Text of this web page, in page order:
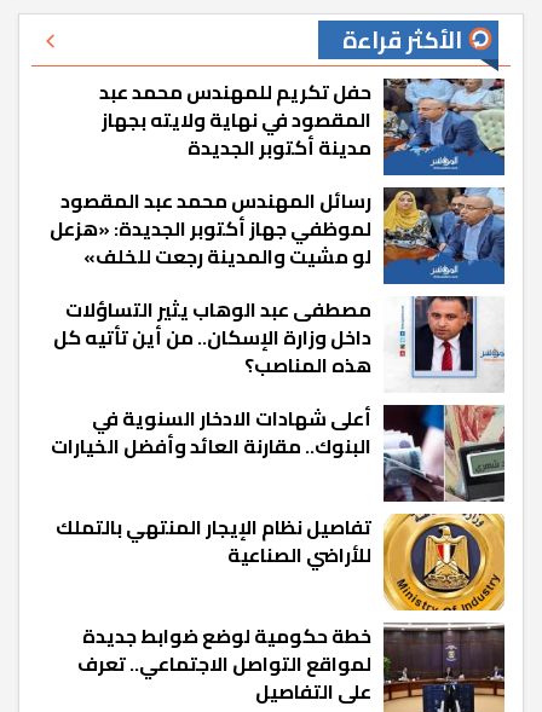
الأكثر قراءة
حفل تكريم للمهندس محمد عبد
المقصود في نهاية ولايته بجهاز
مدينة أكتوبر الجديدة
رسائل المهندس محمد عبد المقصود
لموظفي جهاز أكتوبر الجديدة: «هزعل
لو مشيت والمدينة رجعت للخلف»
مصطفى عبد الوهاب يثير التساؤلات
داخل وزارة الإسكان.. من أين تأتيه كل
هذه المناصب؟
أعلى شهادات الادخار السنوية في
البنوك.. مقارنة العائد وأفضل الخيارات
تفاصيل نظام الإيجار المنتهي بالتملك
للأراضي الصناعية
خطة حكومية لوضع ضوابط جديدة
لمواقع التواصل الاجتماعي.. تعرف
على التفاصيل